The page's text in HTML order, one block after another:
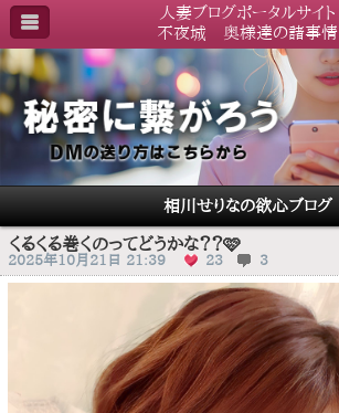
人妻ブログポータルサイト
不夜城 奥様達の諸事情
相川せりなの欲心ブログ
くるくる巻くのってどうかな？？🩷
2025年10月21日 21:39 23 3